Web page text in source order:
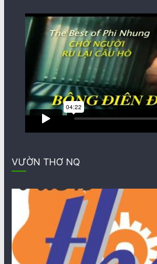
VƯỜN THƠ NQ